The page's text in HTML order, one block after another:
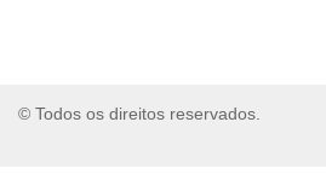
© Todos os direitos reservados.